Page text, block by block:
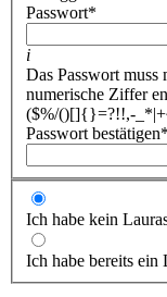
Passwort*
i
Das Passwort muss
numerische Ziffer
($%/()[]{}=?!!,-
Passwort bestätigen*
Ich habe kein
Ich habe bereits ein